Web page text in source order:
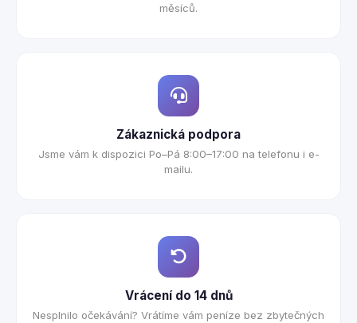
měsíců.
Zákaznická podpora
Jsme vám k dispozici Po–Pá 8:00–17:00 na telefonu i e-
mailu.
Vrácení do 14 dnů
Nesplnilo očekávání? Vrátíme vám peníze bez zbytečných